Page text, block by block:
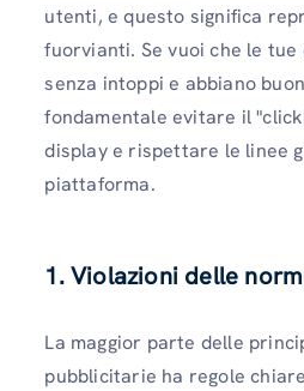
utenti, e questo significa
fuorvianti. Se vuoi che le tue
senza intoppi e abbiano
fondamentale evitare il
display e rispettare le linee
piattaforma.
1.Violazioni delle
La maggior parte delle
pubblicitarie ha regole